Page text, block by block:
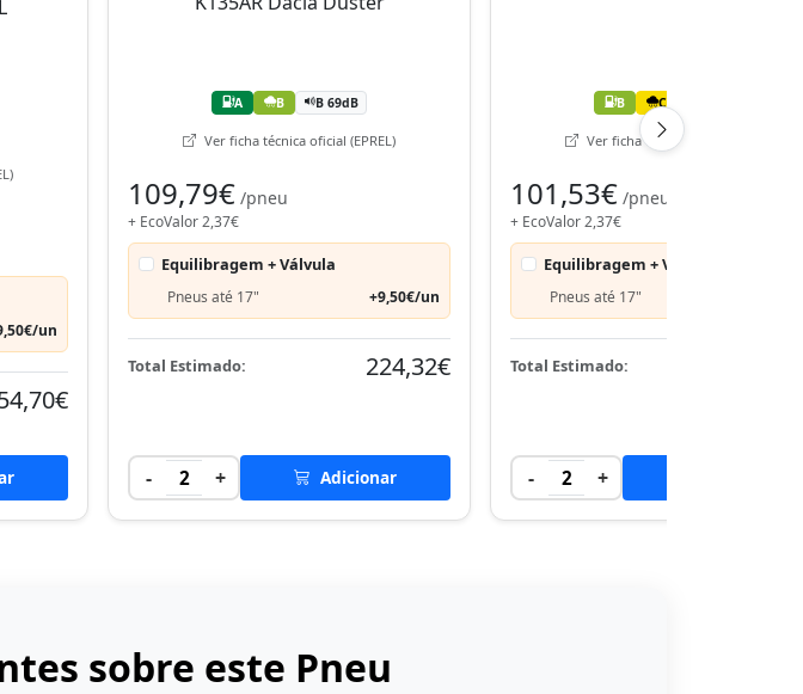
un
A B B 69dB
Ver ficha técnica oficial (EPREL)
109,79€ /pneu
+ EcoValor 2,37€
Equilibragem + Válvula
Pneus até 17" +9,50€/un
Total Estimado: 224,32€
- 2 + Adicionar
B C
Ver ficha técnica oficial (EPREL)
101,53€ /pneu
+ EcoValor 2,37€
Equilibragem + Válvula
Pneus até 17"
Total Estimado:
- 2 +
sobre este Pneu